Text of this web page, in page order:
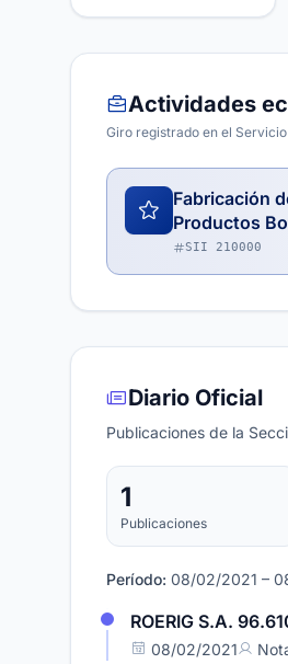
Actividades
Giro registrado en el
Fabricación
Productos
SII 210000
Diario Oficial
Publicaciones de la
1
Publicaciones
Período: 08/02/2021 –
ROERIG S.A.
08/02/2021